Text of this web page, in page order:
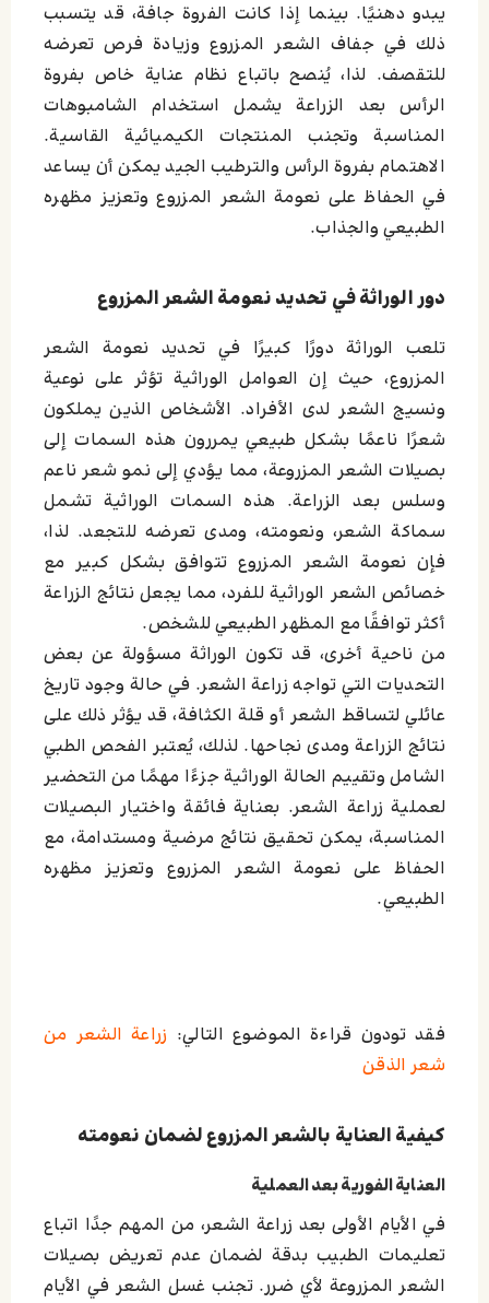
يبدو دهنيًا. بينما إذا كانت الفروة جافة، قد يتسبب
ذلك في جفاف الشعر المزروع وزيادة فرص تعرضه
للتقصف. لذا، يُنصح باتباع نظام عناية خاص بفروة
الرأس بعد الزراعة يشمل استخدام الشامبوهات
المناسبة وتجنب المنتجات الكيميائية القاسية.
الاهتمام بفروة الرأس والترطيب الجيد يمكن أن يساعد
في الحفاظ على نعومة الشعر المزروع وتعزيز مظهره
الطبيعي والجذاب.
دور الوراثة في تحديد نعومة الشعر المزروع
تلعب الوراثة دورًا كبيرًا في تحديد نعومة الشعر
المزروع، حيث إن العوامل الوراثية تؤثر على نوعية
ونسيج الشعر لدى الأفراد. الأشخاص الذين يملكون
شعرًا ناعمًا بشكل طبيعي يمررون هذه السمات إلى
بصيلات الشعر المزروعة، مما يؤدي إلى نمو شعر ناعم
وسلس بعد الزراعة. هذه السمات الوراثية تشمل
سماكة الشعر، ونعومته، ومدى تعرضه للتجعد. لذا،
فإن نعومة الشعر المزروع تتوافق بشكل كبير مع
خصائص الشعر الوراثية للفرد، مما يجعل نتائج الزراعة
أكثر توافقًا مع المظهر الطبيعي للشخص.
من ناحية أخرى، قد تكون الوراثة مسؤولة عن بعض
التحديات التي تواجه زراعة الشعر. في حالة وجود تاريخ
عائلي لتساقط الشعر أو قلة الكثافة، قد يؤثر ذلك على
نتائج الزراعة ومدى نجاحها. لذلك، يُعتبر الفحص الطبي
الشامل وتقييم الحالة الوراثية جزءًا مهمًا من التحضير
لعملية زراعة الشعر. بعناية فائقة واختيار البصيلات
المناسبة، يمكن تحقيق نتائج مرضية ومستدامة، مع
الحفاظ على نعومة الشعر المزروع وتعزيز مظهره
الطبيعي.
فقد تودون قراءة الموضوع التالي: زراعة الشعر من
شعر الذقن
كيفية العناية بالشعر المزروع لضمان نعومته
العناية الفورية بعد العملية
في الأيام الأولى بعد زراعة الشعر، من المهم جدًا اتباع
تعليمات الطبيب بدقة لضمان عدم تعريض بصيلات
الشعر المزروعة لأي ضرر. تجنب غسل الشعر في الأيام